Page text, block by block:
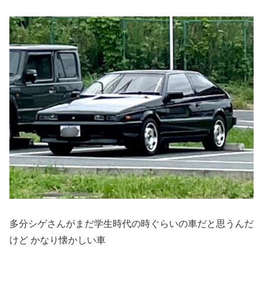
多分シゲさんがまだ学生時代の時ぐらいの車だと思うんだ
けど かなり懐かしい車